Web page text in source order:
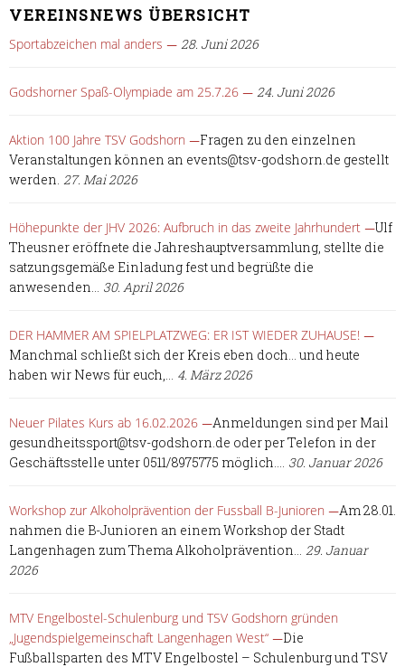
VEREINSNEWS ÜBERSICHT
Sportabzeichen mal anders 28. Juni 2026
Godshorner Spaß-Olympiade am 25.7.26 24. Juni 2026
Aktion 100 Jahre TSV Godshorn
Fragen zu den einzelnen
Veranstaltungen können an events@tsv-godshorn.de gestellt
werden. 27. Mai 2026
Höhepunkte der JHV 2026: Aufbruch in das zweite Jahrhundert
Ulf
Theusner eröffnete die Jahreshauptversammlung, stellte die
satzungsgemäße Einladung fest und begrüßte die
anwesenden... 30. April 2026
DER HAMMER AM SPIELPLATZWEG: ER IST WIEDER ZUHAUSE!
Manchmal schließt sich der Kreis eben doch… und heute
haben wir News für euch,... 4. März 2026
Neuer Pilates Kurs ab 16.02.2026
Anmeldungen sind per Mail
gesundheitssport@tsv-godshorn.de oder per Telefon in der
Geschäftsstelle unter 0511/8975775 möglich.... 30. Januar 2026
Workshop zur Alkoholprävention der Fussball B-Junioren
Am 28.01.
nahmen die B-Junioren an einem Workshop der Stadt
Langenhagen zum Thema Alkoholprävention... 29. Januar
2026
MTV Engelbostel-Schulenburg und TSV Godshorn gründen
„Jugendspielgemeinschaft Langenhagen West“
Die
Fußballsparten des MTV Engelbostel – Schulenburg und TSV